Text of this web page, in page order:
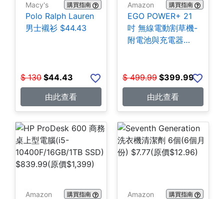
Macy's 購買指南
Polo Ralph Lauren
男士襯衫 $44.43
$ 130 $44.43
由此查看
Amazon 購買指南
EGO POWER+ 21
吋 無線電動割草機-
附電池與充電器
$ 499.99 $399.99
由此查看
Amazon 購買指南 Amazon 購買指南